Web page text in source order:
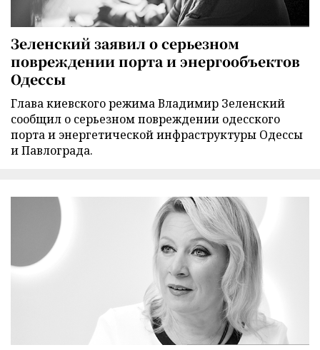
Зеленский заявил о серьезном
повреждении порта и энергообъектов
Одессы
Глава киевского режима Владимир Зеленский
сообщил о серьезном повреждении одесского
порта и энергетической инфраструктуры Одессы
и Павлограда.